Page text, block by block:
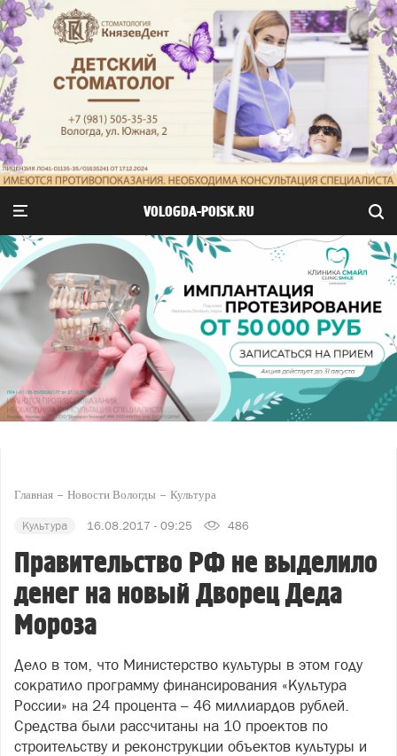
VOLOGDA-POISK.RU
Главная Новости Вологды Культура
Культура 16.08.2017 - 09:25 486
Правительство РФ не выделило
денег на новый Дворец Деда
Мороза
Дело в том, что Министерство культуры в этом году
сократило программу финансирования «Культура
России» на 24 процента – 46 миллиардов рублей.
Средства были рассчитаны на 10 проектов по
строительству и реконструкции объектов культуры и